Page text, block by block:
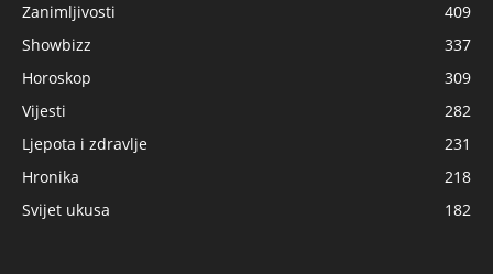
Zanimljivosti
409
Showbizz
337
Horoskop
309
Vijesti
282
Ljepota i zdravlje
231
Hronika
218
Svijet ukusa
182